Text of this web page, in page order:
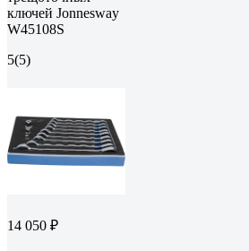
ключей Jonnesway
W45108S
5(5)
14 050 ₽